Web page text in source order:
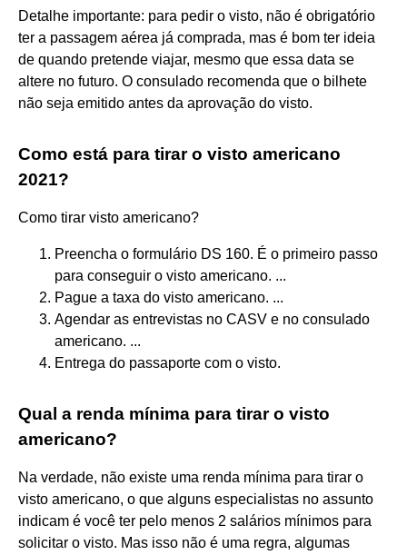
Detalhe importante: para pedir o visto, não é obrigatório
ter a passagem aérea já comprada, mas é bom ter ideia
de quando pretende viajar, mesmo que essa data se
altere no futuro. O consulado recomenda que o bilhete
não seja emitido antes da aprovação do visto.
Como está para tirar o visto americano
2021?
Como tirar visto americano?
Preencha o formulário DS 160. É o primeiro passo
para conseguir o visto americano. ...
Pague a taxa do visto americano. ...
Agendar as entrevistas no CASV e no consulado
americano. ...
Entrega do passaporte com o visto.
Qual a renda mínima para tirar o visto
americano?
Na verdade, não existe uma renda mínima para tirar o
visto americano, o que alguns especialistas no assunto
indicam é você ter pelo menos 2 salários mínimos para
solicitar o visto. Mas isso não é uma regra, algumas